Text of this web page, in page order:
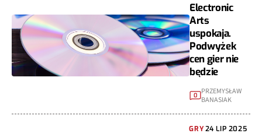
Electronic
Arts
uspokaja.
Podwyżek
cen gier nie
będzie
0
PRZEMYSŁAW
BANASIAK
GRY24 LIP 2025